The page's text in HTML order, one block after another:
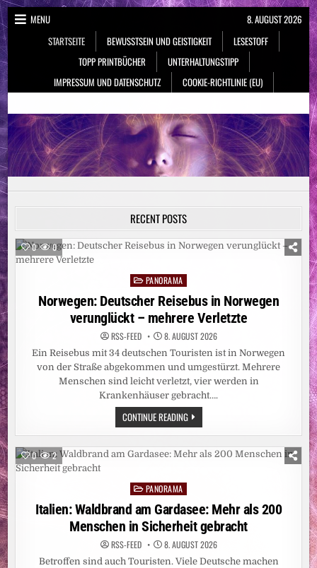
Skip
to
content
MENU
STARTSEITE
BEWUSSTSEIN UND GEISTIGKEIT
LESESTOFF
TOPP PRINTBÜCHER
UNTERHALTUNGSTIPP
IMPRESSUM UND DATENSCHUTZ
COOKIE-RICHTLINIE (EU)
8. AUGUST 2026
NeueSpiritualität.de
RECENT POSTS
0 0
Posted
in
PANORAMA
Norwegen: Deutscher Reisebus in Norwegen
verunglückt – mehrere Verletzte
RSS-FEED 8. AUGUST 2026
Ein Reisebus mit 34 deutschen Touristen ist in Norwegen
von der Straße abgekommen und umgestürzt. Mehrere
Menschen sind leicht verletzt, vier werden in
Krankenhäuser gebracht….
CONTINUE READINGNORWEGEN:
DEUTSCHER
REISEBUS
NORWEGEN
VERUNGLÜCKT
0 2
Posted
in
PANORAMA
Italien: Waldbrand am Gardasee: Mehr als 200
Menschen in Sicherheit gebracht
RSS-FEED 8. AUGUST 2026
Betroffen sind auch Touristen. Viele Deutsche machen